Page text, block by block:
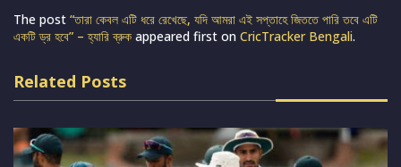
The post “তারা কেবল এটি ধরে রেখেছে, যদি আমরা এই সপ্তাহে জিততে পারি তবে এটি
একটি ড্র হবে” – হ্যারি ব্রুক appeared first on CricTracker Bengali.
Related Posts